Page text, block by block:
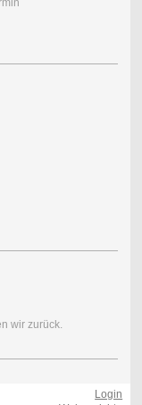
wir zurück.
Login